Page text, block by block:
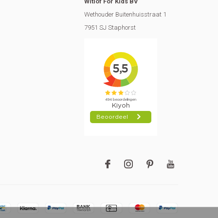
Wethouder Buitenhuisstraat 1
7951 SJ Staphorst